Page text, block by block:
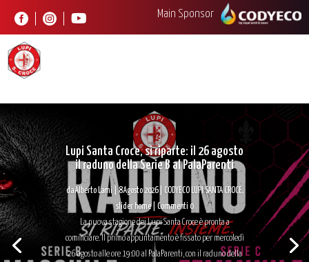
   Main Sponsor
Lupi Santa Croce, si riparte: il 26 agosto
il raduno della Serie B al PalaParenti
daAlberto Lami 8 Agosto 2026| CODYECO LUPI SANTA CROCE,
slider home| Commenti 0
La nuova stagione dei Lupi Santa Croce è pronta a
cominciare. Il primo appuntamento è fissato per mercoledì
26 agosto alle ore 19:00 al PalaParenti, con il raduno della